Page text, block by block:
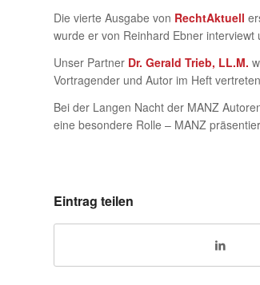
Die vierte Ausgabe von RechtAktuell
wurde er von Reinhard Ebner
Unser Partner Dr. Gerald Trieb, LL.M.
Vortragender und Autor im Heft
Bei der Langen Nacht der MANZ
eine besondere Rolle – MANZ
Eintrag teilen